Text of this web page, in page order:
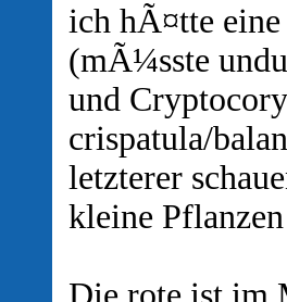
ich hÃ¤tte
(mÃ¼sste
und
crispatula/
letzterer
kleine
Die rote ist im